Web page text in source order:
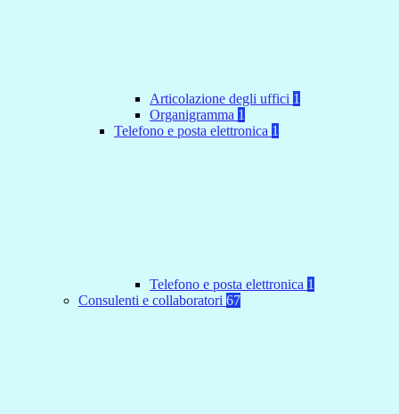
Articolazione degli uffici 1
Organigramma 1
Telefono e posta elettronica 1
Telefono e posta elettronica 1
Consulenti e collaboratori 67